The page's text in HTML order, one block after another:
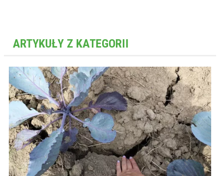
ARTYKUŁY Z KATEGORII